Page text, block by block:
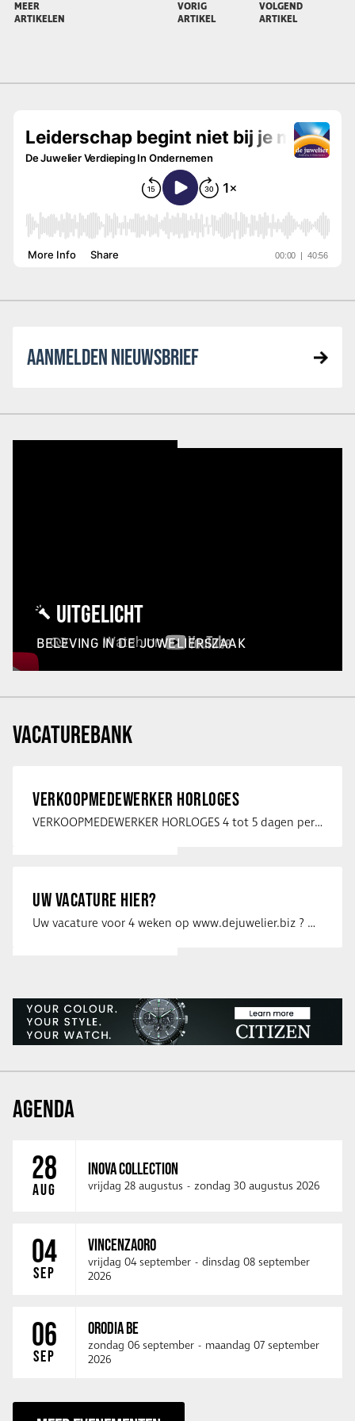
MEER
ARTIKELEN
VORIG
ARTIKEL
VOLGEND
ARTIKEL
AANMELDEN NIEUWSBRIEF
UITGELICHT
BELEVING IN DE JUWELIERSZAAK
VACATUREBANK
VERKOOPMEDEWERKER HORLOGES
VERKOOPMEDEWERKER HORLOGES 4 tot 5 dagen per week Heb jij een passie voor …
UW VACATURE HIER?
Uw vacature voor 4 weken op www.dejuwelier.biz ? Neem dan contact op met …
AGENDA
28
AUG
INOVA COLLECTION
vrijdag 28 augustus - zondag 30 augustus 2026
04
SEP
VINCENZAORO
vrijdag 04 september - dinsdag 08 september
2026
06
SEP
ORODIA BE
zondag 06 september - maandag 07 september
2026